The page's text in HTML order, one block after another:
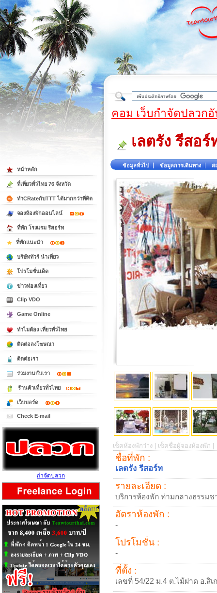
ต้
คอม เว็บกำจัดปลวก
เลตรัง รีสอร์
ข้อมูลทั่วไป ข้อมูลการเดินทาง ส
เช็คห้องพักว่าง | เช็คชื่อผู้จองห้องพัก |
ชื่อที่พัก :
เลตรัง รีสอร์ท
รายละเอียด :
บริการห้องพัก ท่ามกลางธรรมช
อัตราห้องพัก :
-
โปรโมชั่น :
-
ที่ตั้ง :
เลขที่ 54/22 ม.4 ต.ไม้ฝาด อ.สิเ
หน้าหลัก
ที่เที่ยวทั่วไทย 76 จังหวัด
ทำCRateกับTTT ได้มากกว่าที่คิด
จองห้องพักออนไลน์
ที่พัก โรงแรม รีสอร์ท
ที่พักแนะนำ
บริษัททัวร์ นำเที่ยว
โปรโมชั่นเด็ด
ข่าวท่องเที่ยว
Clip VDO
Game Online
ทำไมต้อง เที่ยวทั่วไทย
ติดต่อลงโฆษณา
ติดต่อเรา
ร่วมงานกับเรา
ร้านค้าเที่ยวทั่วไทย
เว็บบอร์ด
Check E-mail
กำจัดปลวก